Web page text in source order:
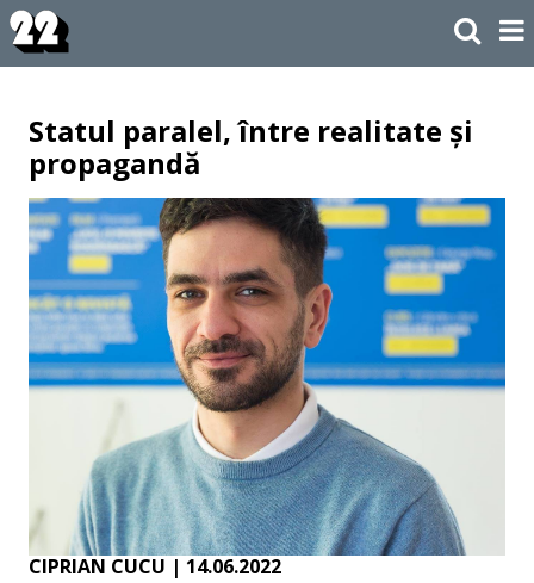
Statul paralel, între realitate și
propagandă
CIPRIAN CUCU | 14.06.2022